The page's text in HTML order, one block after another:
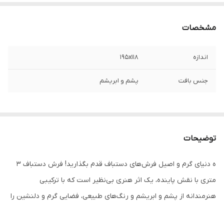
مشخصات
اندازه 195x118
جنس بافت پشم و ابریشم
توضیحات
ه دنیای گرم و اصیل فرش‌های دستباف قدم بگذارید! فرش دستباف 3
متری با نقش پاینده، یک اثر هنری بی‌نظیر است که با ترکیبی
هنرمندانه از پشم و ابریشم و رنگ‌های طبیعی، فضایی گرم و دلنشین را